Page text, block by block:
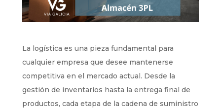
La logística es una pieza fundamental para
cualquier empresa que desee mantenerse
competitiva en el mercado actual. Desde la
gestión de inventarios hasta la entrega final de
productos, cada etapa de la cadena de suministro